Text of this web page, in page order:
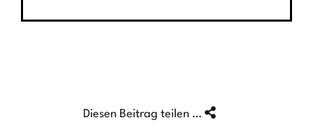
Diesen Beitrag teilen …